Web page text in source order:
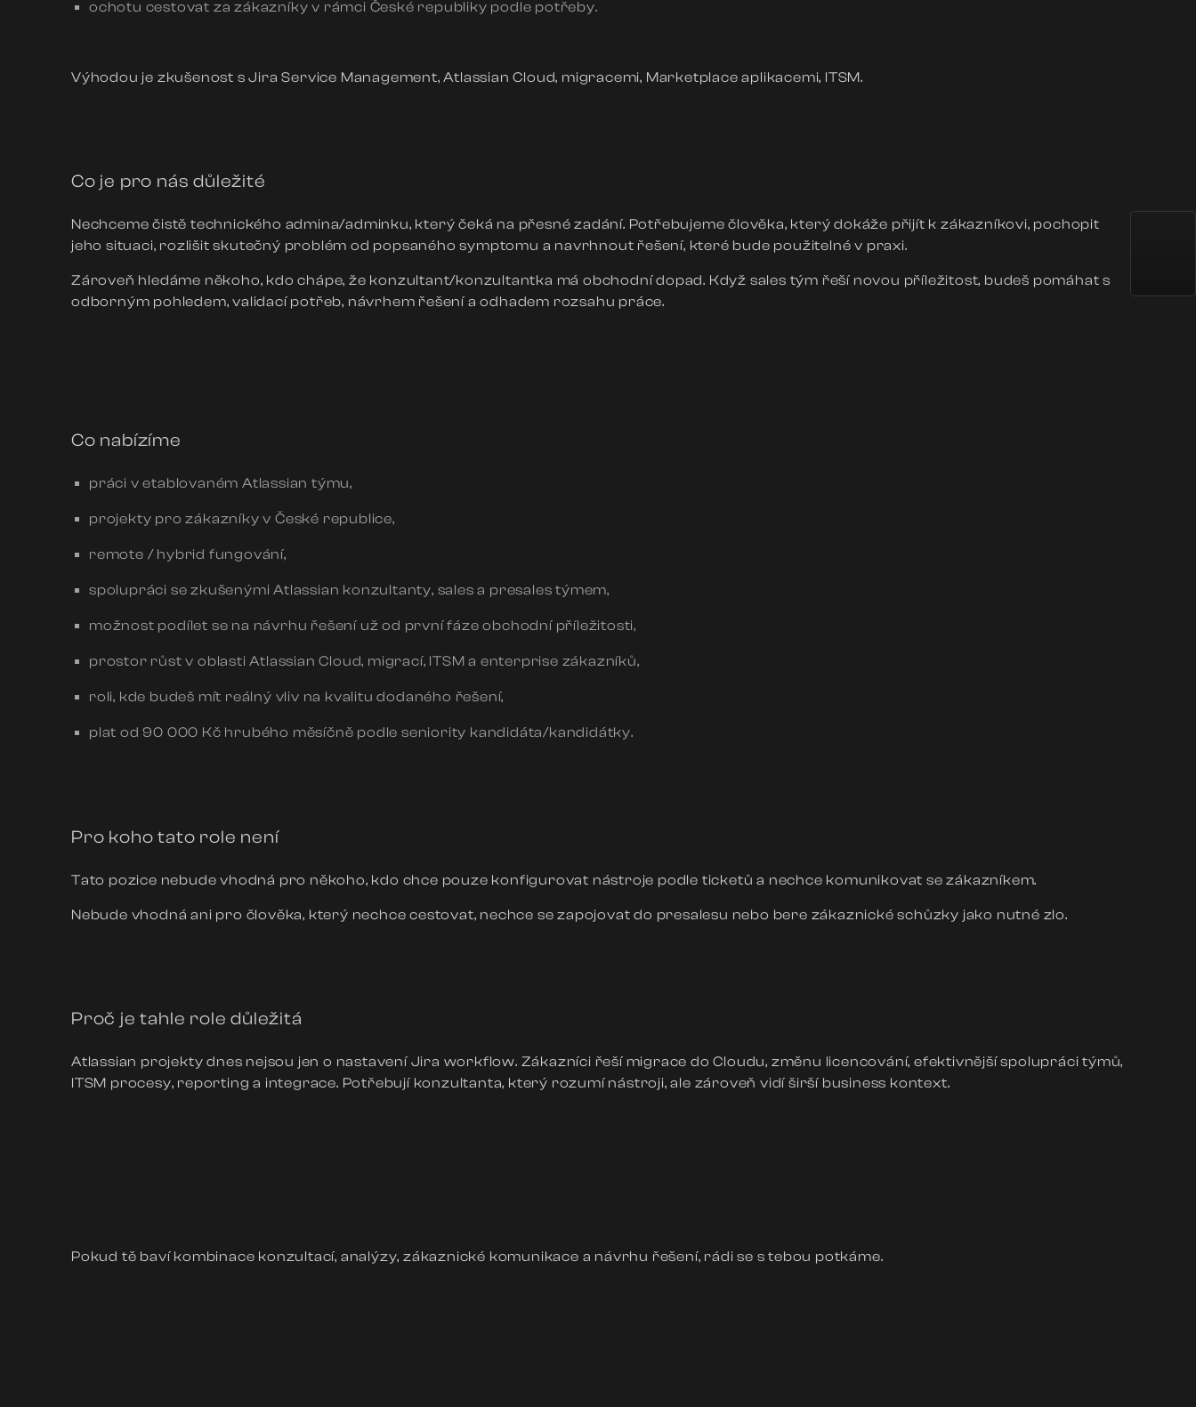
ochotu cestovat za zákazníky v rámci České republiky podle potřeby.
Výhodou je zkušenost s Jira Service Management, Atlassian Cloud, migracemi, Marketplace aplikacemi, ITSM.
Co je pro nás důležité
Nechceme čistě technického admina/adminku, který čeká na přesné zadání. Potřebujeme člověka, který dokáže přijít k zákazníkovi, pochopit
jeho situaci, rozlišit skutečný problém od popsaného symptomu a navrhnout řešení, které bude použitelné v praxi.
Zároveň hledáme někoho, kdo chápe, že konzultant/konzultantka má obchodní dopad. Když sales tým řeší novou příležitost, budeš pomáhat s
odborným pohledem, validací potřeb, návrhem řešení a odhadem rozsahu práce.
Co nabízíme
práci v etablovaném Atlassian týmu,
projekty pro zákazníky v České republice,
remote / hybrid fungování,
spolupráci se zkušenými Atlassian konzultanty, sales a presales týmem,
možnost podílet se na návrhu řešení už od první fáze obchodní příležitosti,
prostor růst v oblasti Atlassian Cloud, migrací, ITSM a enterprise zákazníků,
roli, kde budeš mít reálný vliv na kvalitu dodaného řešení,
plat od 90 000 Kč hrubého měsíčně podle seniority kandidáta/kandidátky.
Pro koho tato role není
Tato pozice nebude vhodná pro někoho, kdo chce pouze konfigurovat nástroje podle ticketů a nechce komunikovat se zákazníkem.
Nebude vhodná ani pro člověka, který nechce cestovat, nechce se zapojovat do presalesu nebo bere zákaznické schůzky jako nutné zlo.
Proč je tahle role důležitá
Atlassian projekty dnes nejsou jen o nastavení Jira workflow. Zákazníci řeší migrace do Cloudu, změnu licencování, efektivnější spolupráci týmů,
ITSM procesy, reporting a integrace. Potřebují konzultanta, který rozumí nástroji, ale zároveň vidí širší business kontext.
Pokud tě baví kombinace konzultací, analýzy, zákaznické komunikace a návrhu řešení, rádi se s tebou potkáme.